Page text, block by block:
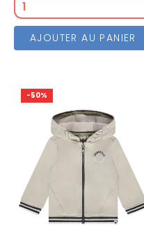
AJOUTER AU PANIER
-50%